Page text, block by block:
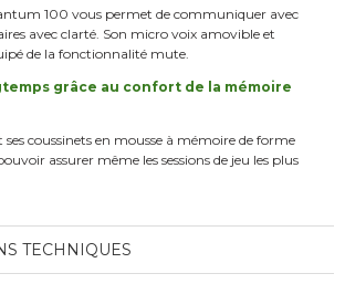
100 vous permet de communiquer avec
avec clarté. Son micro voix amovible et
de la fonctionnalité mute.
grâce au confort de la mémoire
ses coussinets en mousse à mémoire de forme
assurer même les sessions de jeu les plus
TECHNIQUES